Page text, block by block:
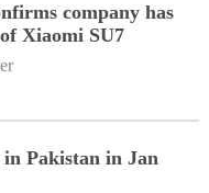
company has
Xiaomi SU7
Pakistan in Jan